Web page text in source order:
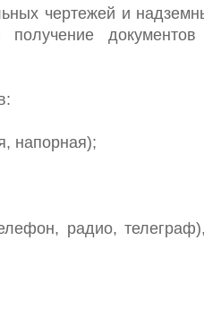
чертежей и
получение
напорная);
радио,